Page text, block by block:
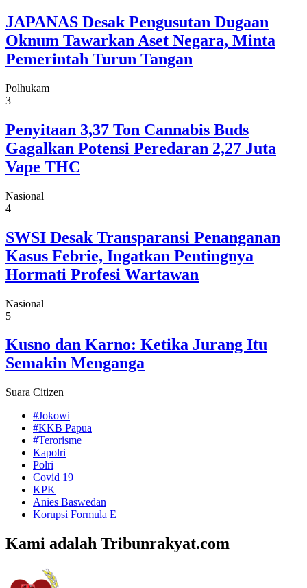
JAPANAS Desak Pengusutan Dugaan
Oknum Tawarkan Aset Negara, Minta
Pemerintah Turun Tangan
Polhukam
3
Penyitaan 3,37 Ton Cannabis Buds
Gagalkan Potensi Peredaran 2,27 Juta
Vape THC
Nasional
4
SWSI Desak Transparansi Penanganan
Kasus Febrie, Ingatkan Pentingnya
Hormati Profesi Wartawan
Nasional
5
Kusno dan Karno: Ketika Jurang Itu
Semakin Menganga
Suara Citizen
#Jokowi
#KKB Papua
#Terorisme
Kapolri
Polri
Covid 19
KPK
Anies Baswedan
Korupsi Formula E
Kami adalah Tribunrakyat.com